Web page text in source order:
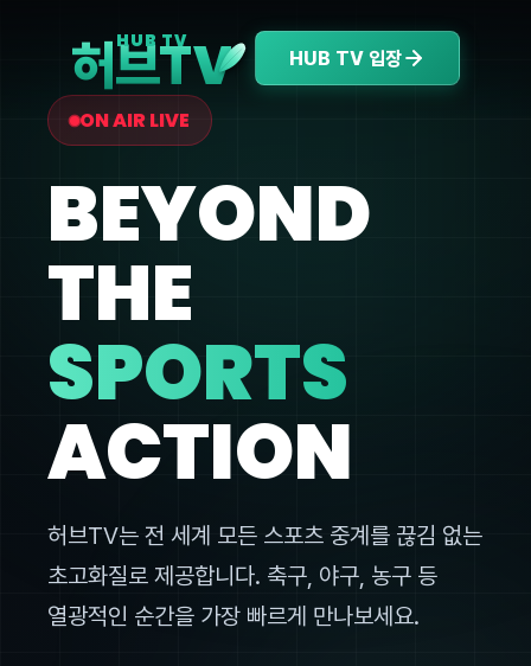
HUB TV
허브TV HUB TV 입장
ON AIR LIVE
BEYOND
THE
SPORTS
ACTION
허브TV는 전 세계 모든 스포츠 중계를 끊김 없는
초고화질로 제공합니다. 축구, 야구, 농구 등
열광적인 순간을 가장 빠르게 만나보세요.